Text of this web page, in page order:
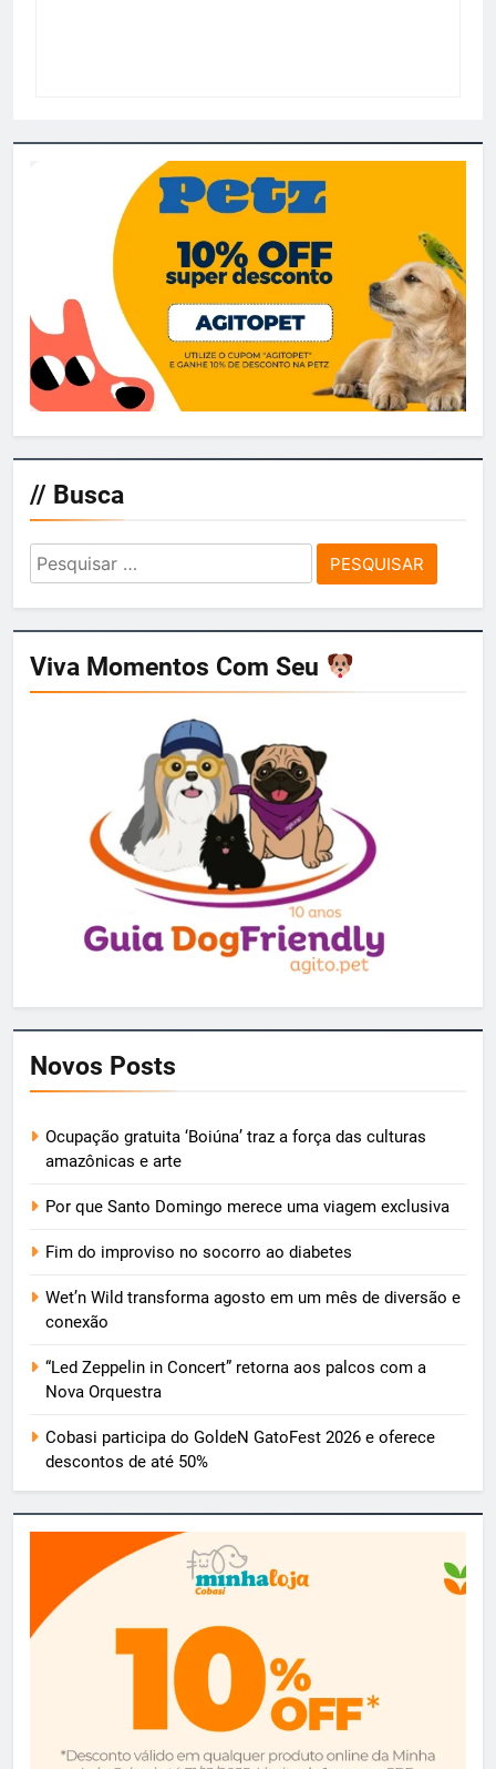
// Busca
Pesquisar
por:
Viva Momentos Com Seu
Novos Posts
Ocupação gratuita ‘Boiúna’ traz a força das culturas
amazônicas e arte
Por que Santo Domingo merece uma viagem exclusiva
Fim do improviso no socorro ao diabetes
Wet’n Wild transforma agosto em um mês de diversão e
conexão
“Led Zeppelin in Concert” retorna aos palcos com a
Nova Orquestra
Cobasi participa do GoldeN GatoFest 2026 e oferece
descontos de até 50%